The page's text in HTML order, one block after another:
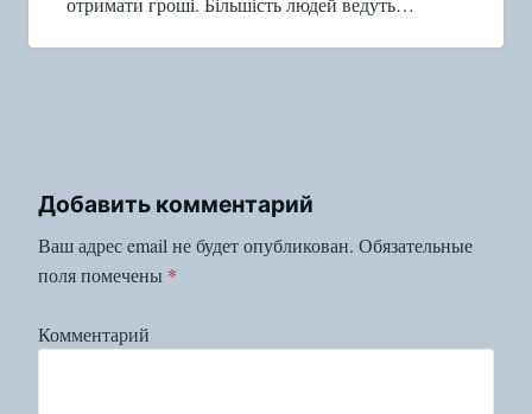
Добавить комментарий
Ваш адрес email не будет опубликован. Обязательные
поля помечены *
Комментарий